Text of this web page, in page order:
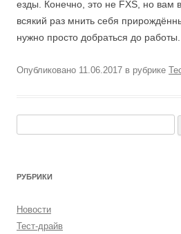
езды. Конечно, это не FXS, но вам
всякий раз мнить себя
нужно просто добраться до работы.
Опубликовано 11.06.2017 в рубрике
РУБРИКИ
Новости
Тест-драйв